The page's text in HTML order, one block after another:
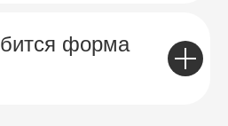
форма